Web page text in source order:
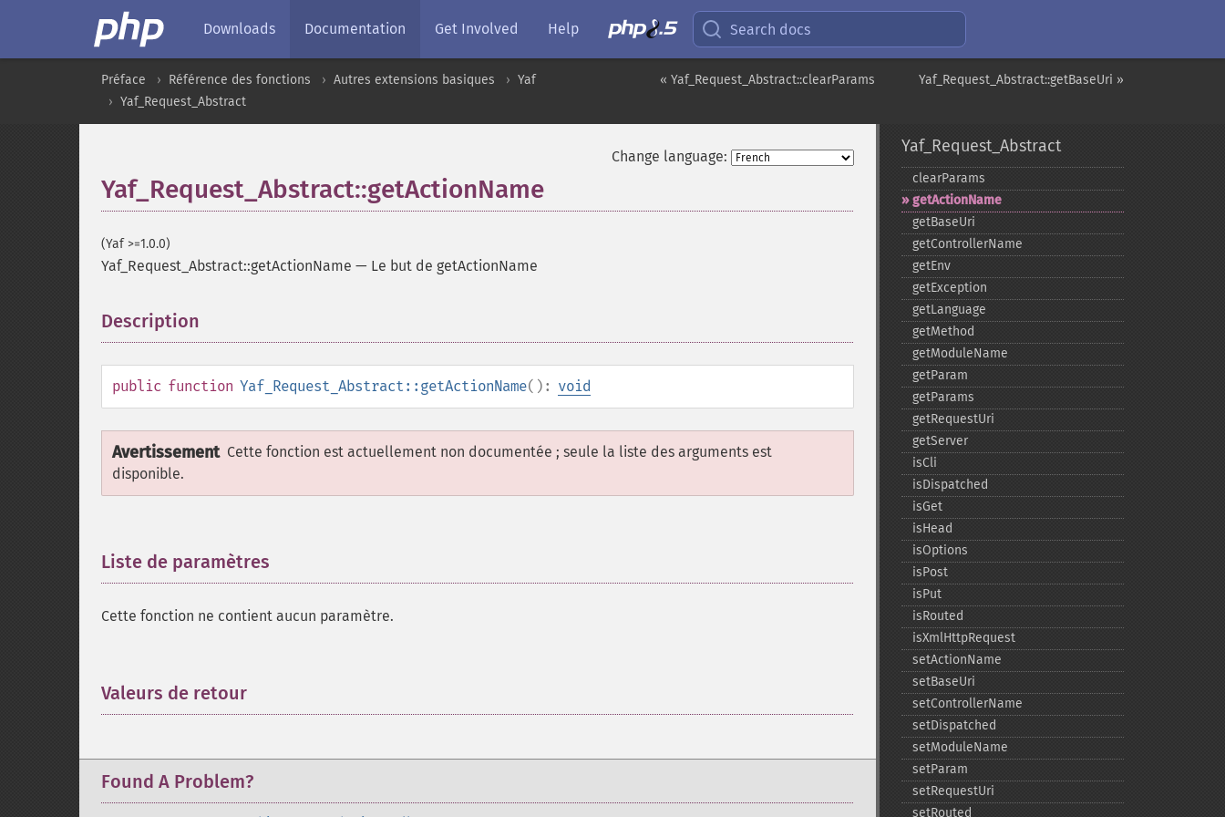
Downloads Documentation Get Involved Help Search docs
Yaf_Request_Abstract::getBaseUri »
« Yaf_Request_Abstract::clearParams
Préface Référence des fonctions Autres extensions basiques
Yaf
Yaf_Request_Abstract
Change language:
Yaf_Request_Abstract::getActionName
(Yaf >=1.0.0)
Yaf_Request_Abstract::getActionName — Le but de getActionName
Description
public function Yaf_Request_Abstract::getActionName(): void
Avertissement Cette fonction est actuellement non documentée ; seule la liste des arguments est
disponible.
Liste de paramètres
Cette fonction ne contient aucun paramètre.
Valeurs de retour
Found A Problem?
Yaf_Request_Abstract
clearParams
getActionName
getBaseUri
getControllerName
getEnv
getException
getLanguage
getMethod
getModuleName
getParam
getParams
getRequestUri
getServer
isCli
isDispatched
isGet
isHead
isOptions
isPost
isPut
isRouted
isXmlHttpRequest
setActionName
setBaseUri
setControllerName
setDispatched
setModuleName
setParam
setRequestUri
setRouted